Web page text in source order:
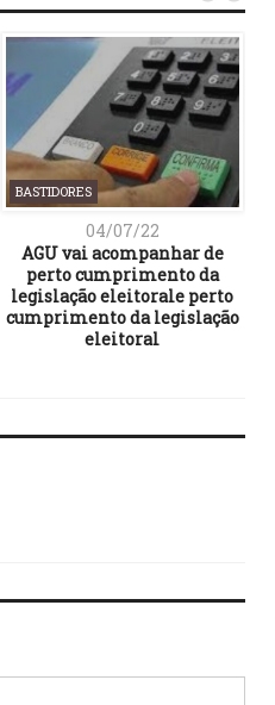
BASTIDORES
04/07/22
AGU vai acompanhar de
perto cumprimento da
legislação eleitorale perto
cumprimento da legislação
eleitoral